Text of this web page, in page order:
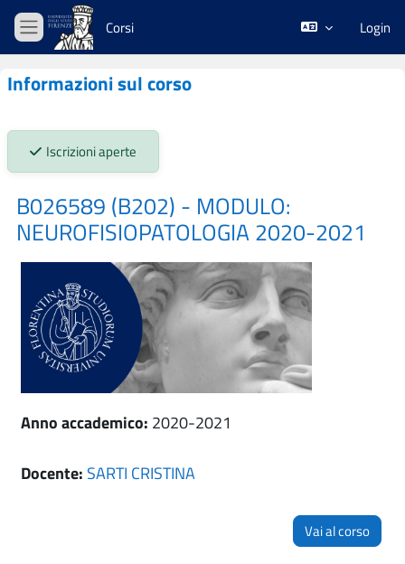
Vai al contenuto principale
Pannello laterale
Corsi Login
Informazioni sul corso
Stato iscrizioni:
Iscrizioni aperte
B026589 (B202) - MODULO:
NEUROFISIOPATOLOGIA 2020-2021
Anno accademico: 2020-2021
Docente: SARTI CRISTINA
Vai al corso